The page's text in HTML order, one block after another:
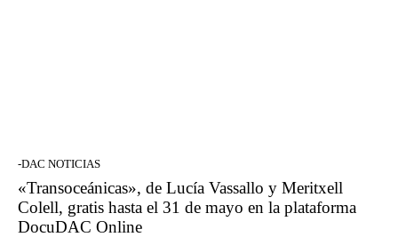
-DAC NOTICIAS
«Transoceánicas», de Lucía Vassallo y Meritxell
Colell, gratis hasta el 31 de mayo en la plataforma
DocuDAC Online